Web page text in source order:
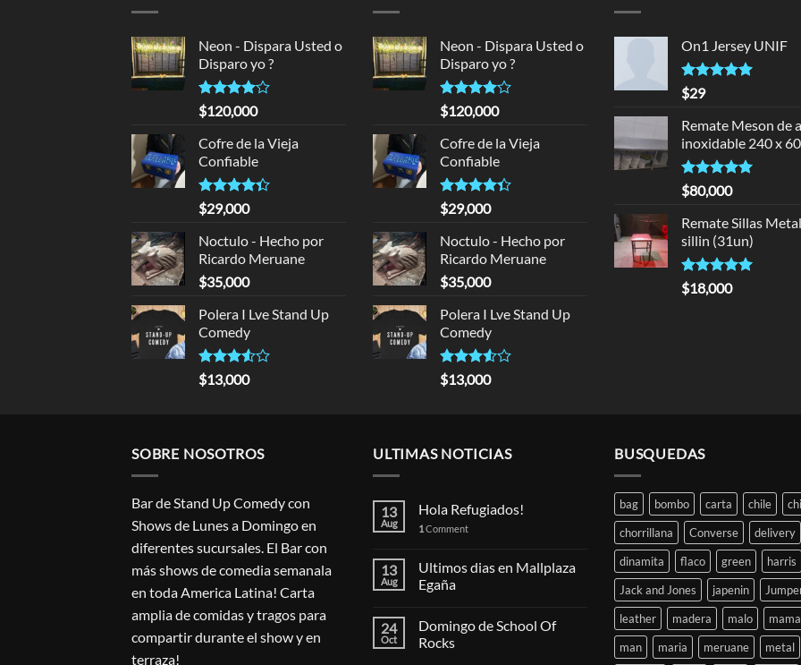
Neon - Dispara Usted o
Disparo yo ?
Rated
4.00
out
of 5
$120,000
Cofre de la Vieja
Confiable
Rated
4.33 out
of 5
$29,000
Noctulo - Hecho por
Ricardo Meruane
$35,000
Polera I Lve Stand Up
Comedy
Rated
3.50 out
$13,000
Neon - Dispara Usted o
Disparo yo ?
Rated
4.00
out
of 5
$120,000
Cofre de la Vieja
Confiable
Rated
4.33 out
of 5
$29,000
Noctulo - Hecho por
Ricardo Meruane
$35,000
Polera I Lve Stand Up
Comedy
Rated
3.50 out
$13,000
On1 Jersey UNIF
Rated
out of 5
$29
Remate Meson de
inoxidable 240 x 60
Rated5.00
out of 5
$80,000
Remate Sillas
sillin (31un)
Rated5.00
out of 5
$18,000
SOBRE NOSOTROS
Bar de Stand Up Comedy con
Shows de Lunes a Domingo en
diferentes sucursales. El Bar con
más shows de comedia semanala
en toda America Latina! Carta
amplia de comidas y tragos para
compartir durante el show y en
terraza!
ULTIMAS NOTICIAS
13
Aug
Hola Refugiados!
1Comment
13
Aug
Ultimos dias en Mallplaza
Egaña
24
Oct
Domingo de School Of
Rocks
BUSQUEDAS
bag bombo carta chile
chorrillana
Converse
delivery
dinamita
flaco green
harris
Jack and Jones
japenin
leather
madera malo
mama
man
maria meruane metal